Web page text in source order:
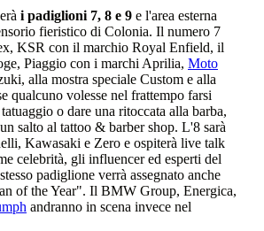
i padiglioni 7, 8 e 9 e l'area esterna
fieristico di Colonia. Il numero 7
KSR con il marchio Royal Enfield, il
Piaggio con i marchi Aprilia, Moto
alla mostra speciale Custom e alla
qualcuno volesse nel frattempo farsi
o dare una ritoccata alla barba,
salto al tattoo & barber shop. L'8 sarà
Kawasaki e Zero e ospiterà live talk
celebrità, gli influencer ed esperti del
padiglione verrà assegnato anche
of the Year". Il BMW Group, Energica,
andranno in scena invece nel